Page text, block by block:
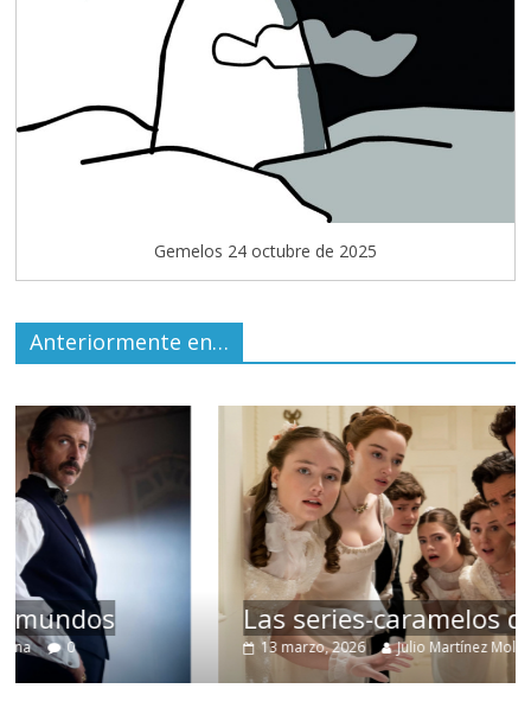
Gemelos 24 octubre de 2025
Anteriormente en…
Las series-caramelos de Shondaland
13 marzo, 2026 Julio Martínez Molina 0